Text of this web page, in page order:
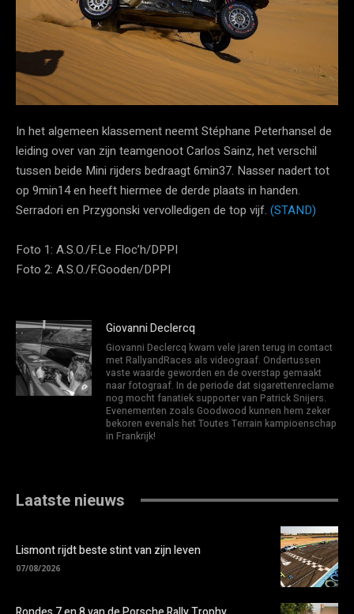
In het algemeen klassement neemt Stéphane Peterhansel de
leiding over van zijn teamgenoot Carlos Sainz, het verschil
tussen beide Mini rijders bedraagt 6min37. Nasser nadert tot
op 9min14 en heeft hiermee de derde plaats in handen.
Serradori en Przygonski vervolledigen de top vijf. (STAND)
Foto 1: A.S.O./F.Le Floc’h/DPPI
Foto 2: A.S.O./F.Gooden/DPPI
Giovanni Declercq
Giovanni Declercq kwam vele jaren terug in contact
met RallyandRaces als videograaf. Ondertussen
vaste waarde geworden en de overstap gemaakt
naar fotograaf. In de periode dat sigarettenreclame
nog mocht fanatiek supporter van Patrick Snijers.
Evenementen zoals Goodwood kunnen hem zeker
bekoren evenals het Toutes Terrain kampioenschap
in Frankrijk!
Laatste nieuws
Lismont rijdt beste stint van zijn leven
07/08/2026